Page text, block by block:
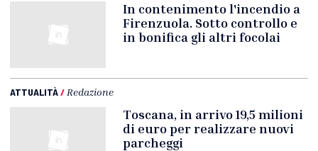
In contenimento l'incendio a
Firenzuola. Sotto controllo e
in bonifica gli altri focolai
ATTUALITÀ/ Redazione
Toscana, in arrivo 19,5 milioni
di euro per realizzare nuovi
parcheggi